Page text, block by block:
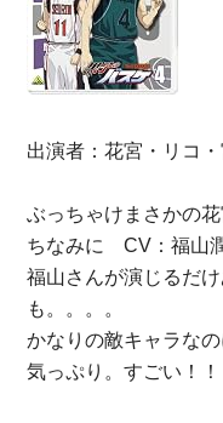
出演者：花宮・リコ
ぶっちゃけまさかの
ちなみに CV：福山潤
福山さんが演じるだ
も。。。。
かなりの敵キャラな
気っぷり。すごい！！